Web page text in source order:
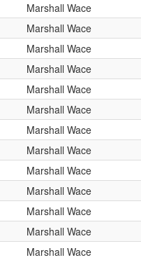
Marshall Wace
Marshall Wace
Marshall Wace
Marshall Wace
Marshall Wace
Marshall Wace
Marshall Wace
Marshall Wace
Marshall Wace
Marshall Wace
Marshall Wace
Marshall Wace
Marshall Wace